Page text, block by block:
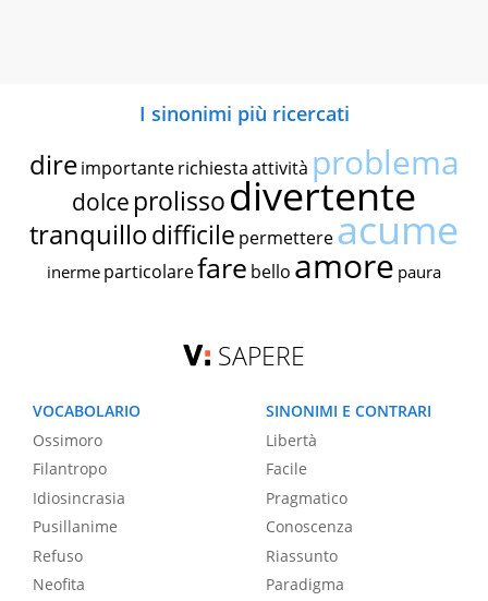
I sinonimi più ricercati
dire importante richiestaattività problema
dolce prolissodivertente
tranquillodifficile permettereacume
inerme particolarefare bello amore paura
SAPERE
VOCABOLARIO
Ossimoro
Filantropo
Idiosincrasia
Pusillanime
Refuso
Neofita
SINONIMI E CONTRARI
Libertà
Facile
Pragmatico
Conoscenza
Riassunto
Paradigma